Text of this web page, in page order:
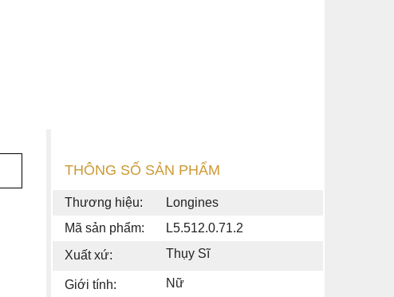
THÔNG SỐ SẢN PHẨM
Thương hiệu:
Longines
Mã sản phẩm:
L5.512.0.71.2
Xuất xứ:
Thụy Sĩ
Giới tính: Nữ